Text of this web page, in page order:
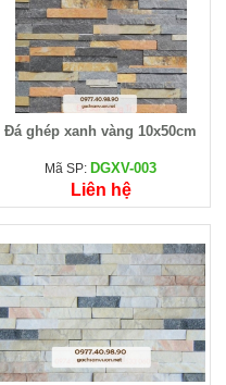
Đá ghép xanh vàng 10x50cm
Mã SP: DGXV-003
Liên hệ